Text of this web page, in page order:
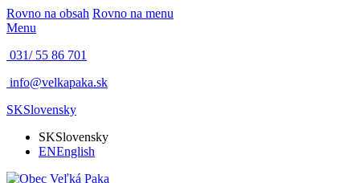
Rovno na obsah Rovno na menu
Menu
031/ 55 86 701
info@velkapaka.sk
SKSlovensky
SKSlovensky
ENEnglish